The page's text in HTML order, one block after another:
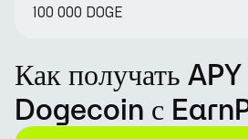
100 000 DOGE
Как получать APY
Dogecoin с